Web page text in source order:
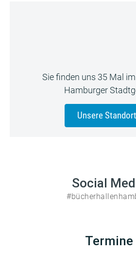
Sie finden uns 35 Mal
Hamburger
Unsere
Social
Termine